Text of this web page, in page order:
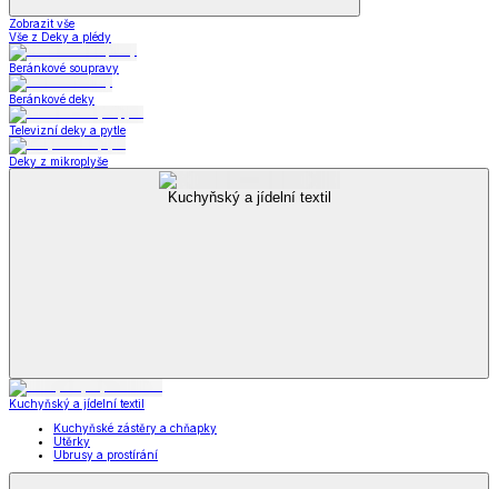
Zobrazit vše
Vše z Deky a plédy
Beránkové soupravy
Beránkové deky
Televizní deky a pytle
Deky z mikroplyše
Kuchyňský a jídelní textil
Kuchyňský a jídelní textil
Kuchyňské zástěry a chňapky
Utěrky
Ubrusy a prostírání